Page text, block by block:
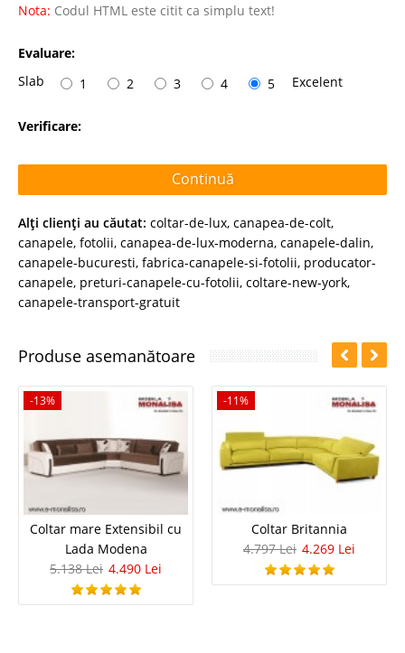
Nota: Codul HTML este citit ca simplu text!
Evaluare:
Slab
1 2 3 4 5 Excelent
Verificare:
Continuă
Alţi clienţi au căutat: coltar-de-lux, canapea-de-colt,
canapele, fotolii, canapea-de-lux-moderna, canapele-dalin,
canapele-bucuresti, fabrica-canapele-si-fotolii, producator-
canapele, preturi-canapele-cu-fotolii, coltare-new-york,
canapele-transport-gratuit
Produse asemanătoare
-13%
Coltar mare Extensibil cu
Lada Modena
5.138 Lei 4.490 Lei
-11%
Coltar Britannia
4.797 Lei 4.269 Lei